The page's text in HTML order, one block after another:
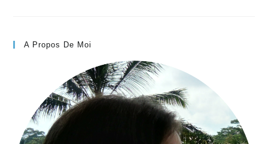
belles
photos
facilement
A Propos De Moi